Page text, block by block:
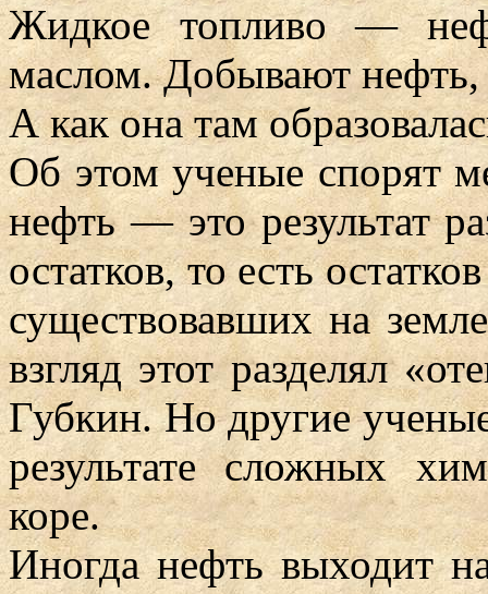
Жидкое топливо —
маслом. Добывают нефть,
А как она там
Об этом ученые спорят
нефть — это результат
остатков, то есть
существовавших на
взгляд этот разделял
Губкин. Но другие
результате сложных
коре.
Иногда нефть выходит